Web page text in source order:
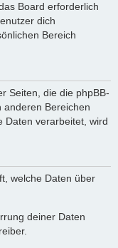
Board erforderlich
dich
Bereich
Seiten, die die phpBB-
anderen Bereichen
Daten verarbeitet, wird
welche Daten über
deiner Daten